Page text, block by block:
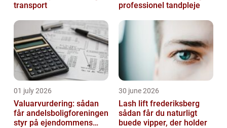
transport
professionel tandpleje
01 july 2026
Valuarvurdering: sådan
får andelsboligforeningen
styr på ejendommens
30 june 2026
Lash lift frederiksberg
sådan får du naturligt
buede vipper, der holder